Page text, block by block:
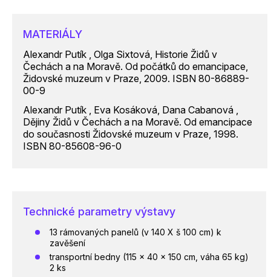
MATERIÁLY
Alexandr Putík , Olga Sixtová, Historie Židů v
Čechách a na Moravě. Od počátků do emancipace,
Židovské muzeum v Praze, 2009. ISBN 80-86889-
00-9
Alexandr Putík , Eva Kosáková, Dana Cabanová ,
Dějiny Židů v Čechách a na Moravě. Od emancipace
do současnosti Židovské muzeum v Praze, 1998.
ISBN 80-85608-96-0
Technické parametry výstavy
13 rámovaných panelů (v 140 X š 100 cm) k
zavěšení
transportní bedny (115 x 40 x 150 cm, váha 65 kg)
2 ks